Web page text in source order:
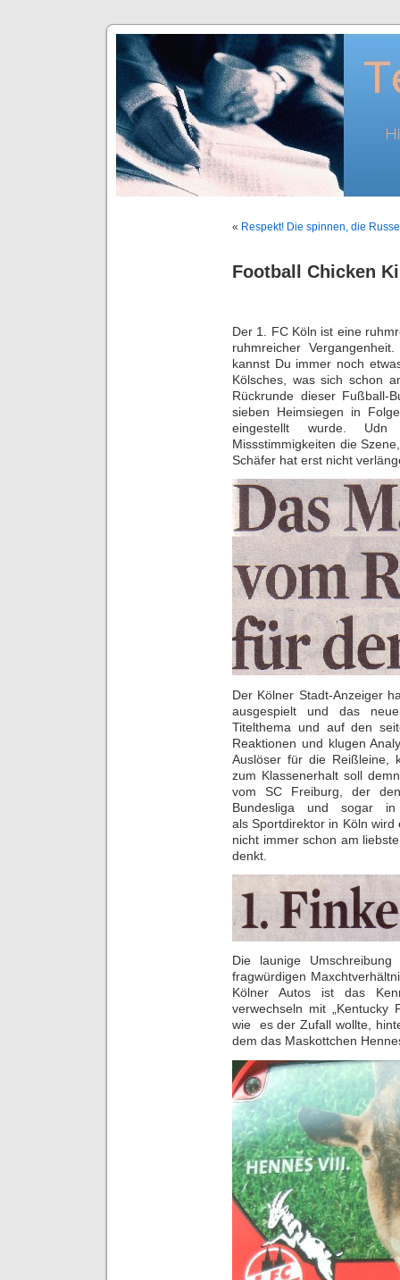
« Respekt! Die spinnen, die
Football Chicken
Der 1. FC Köln ist eine
ruhmreicher
kannst Du immer noch
Kölsches, was sich schon
Rückrunde dieser Fußball-
sieben Heimsiegen in
eingestellt wurde.
Missstimmigkeiten die
Schäfer hat erst nicht
Der Kölner Stadt-Anzeiger
ausgespielt und das
Titelthema und auf den
Reaktionen und klugen
Auslöser für die Reißleine,
zum Klassenerhalt soll
vom SC Freiburg, der
Bundesliga und sogar
als Sportdirektor in Köln
nicht immer schon am
denkt.
Die launige
fragwürdigen
Kölner Autos ist das
verwechseln mit „Kentucky
wie es der Zufall wollte,
dem das Maskottchen